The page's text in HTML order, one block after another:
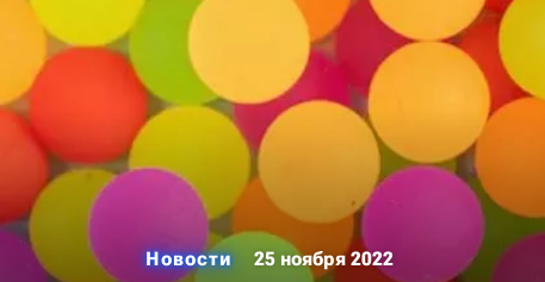
Новости 25 ноября 2022